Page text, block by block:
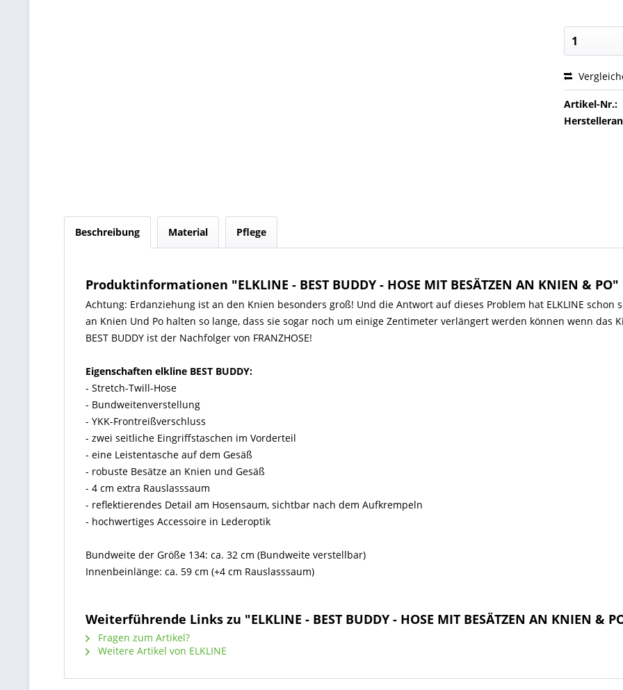
Artikel-Nr.:
Beschreibung Material Pflege
Produktinformationen "ELKLINE - BEST BUDDY - HOSE MIT BESÄTZEN AN KNIEN & PO"
Achtung: Erdanziehung ist an den Knien besonders groß! Und die Antwort auf dieses Problem hat ELKLINE schon
an Knien Und Po halten so lange, dass sie sogar noch um einige Zentimeter verlängert werden können wenn das
BEST BUDDY ist der Nachfolger von FRANZHOSE!
Eigenschaften elkline BEST BUDDY:
- Stretch-Twill-Hose
- Bundweitenverstellung
- YKK-Frontreißverschluss
- zwei seitliche Eingriffstaschen im Vorderteil
- eine Leistentasche auf dem Gesäß
- robuste Besätze an Knien und Gesäß
- 4 cm extra Rauslasssaum
- reflektierendes Detail am Hosensaum, sichtbar nach dem Aufkrempeln
- hochwertiges Accessoire in Lederoptik
Bundweite der Größe 134: ca. 32 cm (Bundweite verstellbar)
Innenbeinlänge: ca. 59 cm (+4 cm Rauslasssaum)
Weiterführende Links zu "ELKLINE - BEST BUDDY - HOSE MIT BESÄTZEN AN KNIEN &
Fragen zum Artikel?
Weitere Artikel von ELKLINE